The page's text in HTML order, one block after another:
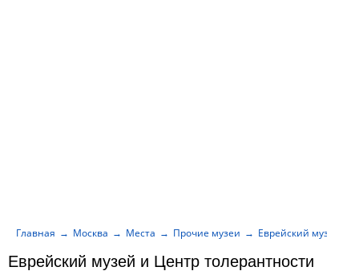
Еврейский музей и Центр толерантности
Главная Москва Места Прочие музеи Еврейский музей и